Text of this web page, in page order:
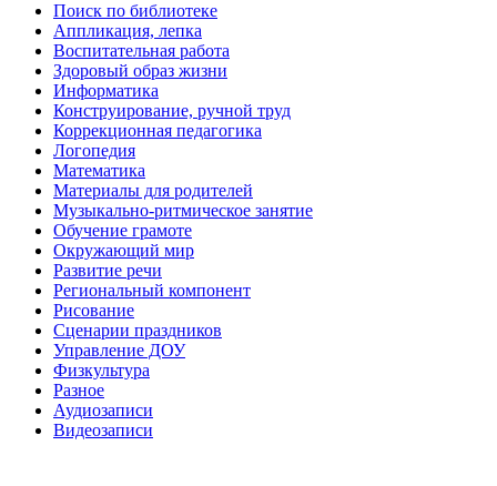
Поиск по библиотеке
Аппликация, лепка
Воспитательная работа
Здоровый образ жизни
Информатика
Конструирование, ручной труд
Коррекционная педагогика
Логопедия
Математика
Материалы для родителей
Музыкально-ритмическое занятие
Обучение грамоте
Окружающий мир
Развитие речи
Региональный компонент
Рисование
Сценарии праздников
Управление ДОУ
Физкультура
Разное
Аудиозаписи
Видеозаписи